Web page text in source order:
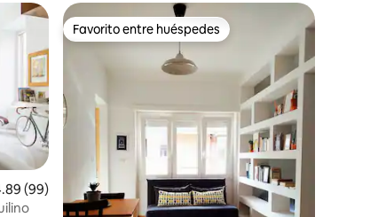
promedio: 4.89 de 5; 99 evaluaciones
(99)
Favorito entre huéspedes
Favorito entre huéspedes